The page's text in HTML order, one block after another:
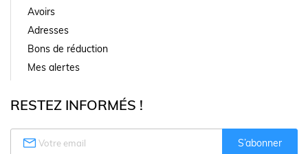
Avoirs
Adresses
Bons de réduction
Mes alertes
RESTEZ INFORMÉS !
 S’abonner